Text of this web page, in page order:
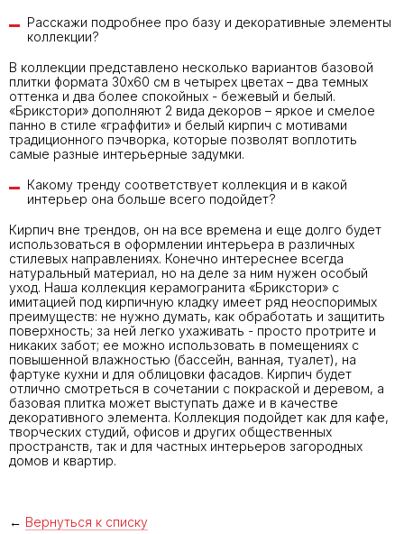
Расскажи подробнее про базу и декоративные элементы
коллекции?
В коллекции представлено несколько вариантов базовой
плитки формата 30х60 см в четырех цветах – два темных
оттенка и два более спокойных - бежевый и белый.
«Брикстори» дополняют 2 вида декоров – яркое и смелое
панно в стиле «граффити» и белый кирпич с мотивами
традиционного пэчворка, которые позволят воплотить
самые разные интерьерные задумки.
Какому тренду соответствует коллекция и в какой
интерьер она больше всего подойдет?
Кирпич вне трендов, он на все времена и еще долго будет
использоваться в оформлении интерьера в различных
стилевых направлениях. Конечно интереснее всегда
натуральный материал, но на деле за ним нужен особый
уход. Наша коллекция керамогранита «Брикстори» с
имитацией под кирпичную кладку имеет ряд неоспоримых
преимуществ: не нужно думать, как обработать и защитить
поверхность; за ней легко ухаживать - просто протрите и
никаких забот; ее можно использовать в помещениях с
повышенной влажностью (бассейн, ванная, туалет), на
фартуке кухни и для облицовки фасадов. Кирпич будет
отлично смотреться в сочетании с покраской и деревом, а
базовая плитка может выступать даже и в качестве
декоративного элемента. Коллекция подойдет как для кафе,
творческих студий, офисов и других общественных
пространств, так и для частных интерьеров загородных
домов и квартир.
← Вернуться к списку